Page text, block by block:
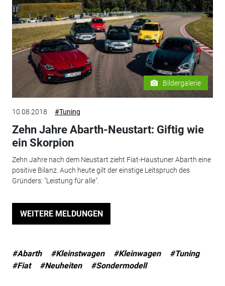
Bildergalerie
10.08.2018 #Tuning
Zehn Jahre Abarth-Neustart: Giftig wie
ein Skorpion
Zehn Jahre nach dem Neustart zieht Fiat-Haustuner Abarth eine
positive Bilanz. Auch heute gilt der einstige Leitspruch des
Gründers: "Leistung für alle".
WEITERE MELDUNGEN
#Abarth #Kleinstwagen #Kleinwagen
#Tuning
#Fiat
#Neuheiten #Sondermodell